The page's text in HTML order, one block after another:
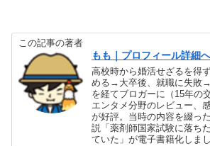
この記事の著者
もも｜プロフィール詳細
高校時から婚活せざるを得
める→大卒後、就職に失敗
を経てブロガーに（15年の
エンタメ分野のレビュー、
が好評。当時の内容を綴っ
説「薬剤師国家試験に落ち
ていた」が電子書籍化しま